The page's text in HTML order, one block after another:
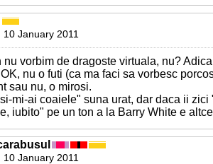
10 January 2011
nu vorbim de dragoste virtuala, nu?
nu o futi (ca ma faci sa vorbesc
sau nu, o mirosi.
mi-ai coaiele" suna urat, dar daca ii zici
iubito" pe un ton a la Barry White e
10 January 2011